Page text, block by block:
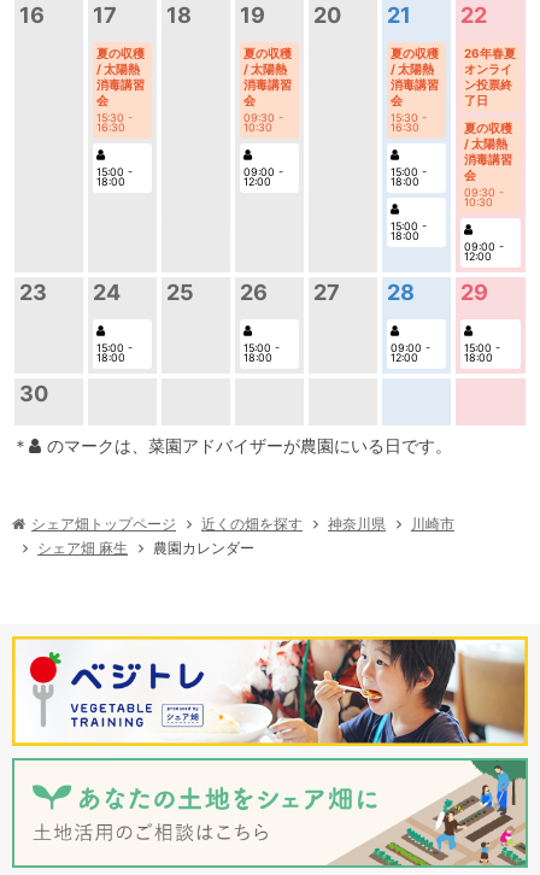
16 17
夏の収穫
/ 太陽熱
消毒講習
会
15:30 -
16:30
15:00 -
18:00
18 19
夏の収穫
/ 太陽熱
消毒講習
会
09:30 -
10:30
09:00 -
12:00
20 21
夏の収穫
/ 太陽熱
消毒講習
会
15:30 -
16:30
15:00 -
18:00
15:00 -
18:00
22
26年春夏
オンライ
ン投票終
了日
夏の収穫
/ 太陽熱
消毒講習
会
09:30 -
10:30
09:00 -
12:00
23 24
15:00 -
18:00
25 26
15:00 -
18:00
27 28
09:00 -
12:00
29
15:00 -
18:00
30
＊ のマークは、菜園アドバイザーが農園にいる日です。
シェア畑トップページ 近くの畑を探す 神奈川県 川崎市
シェア畑 麻生 農園カレンダー